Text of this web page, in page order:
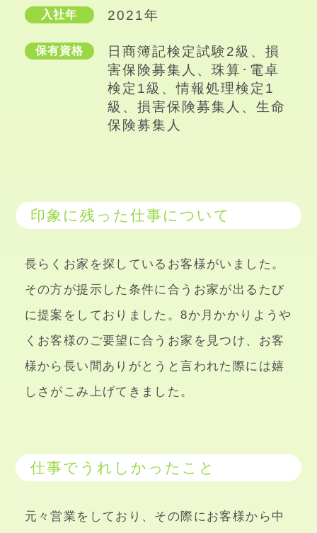
入社年 2021年
保有資格
日商簿記検定試験2級、損
害保険募集人、珠算･電卓
検定1級、情報処理検定1
級、損害保険募集人、生命
保険募集人
印象に残った仕事について
長らくお家を探しているお客様がいました。
その方が提示した条件に合うお家が出るたび
に提案をしておりました。8か月かかりようや
くお客様のご要望に合うお家を見つけ、お客
様から長い間ありがとうと言われた際には嬉
しさがこみ上げてきました。
仕事でうれしかったこと
元々営業をしており、その際にお客様から中